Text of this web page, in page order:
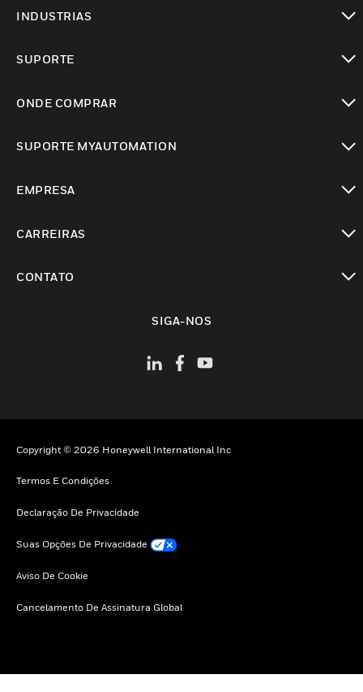
INDUSTRIAS
SUPORTE
ONDE COMPRAR
SUPORTE MYAUTOMATION
EMPRESA
CARREIRAS
CONTATO
SIGA-NOS
Copyright © 2026 Honeywell International Inc
Termos E Condições
Declaração De Privacidade
Suas Opções De Privacidade
Aviso De Cookie
Cancelamento De Assinatura Global